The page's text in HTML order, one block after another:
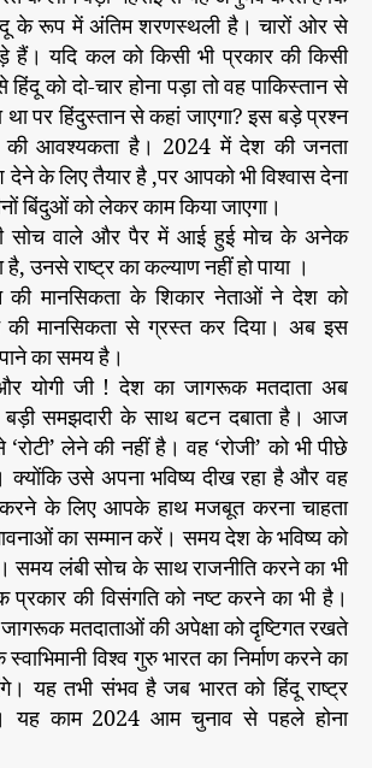
के रूप में अंतिम शरणस्थली है। चारों ओर से
यदि कल को किसी भी प्रकार की किसी
हिंदू को दो-चार होना पड़ा तो वह पाकिस्तान से
था पर हिंदुस्तान से कहां जाएगा? इस बड़े प्रश्न
की आवश्यकता है। 2024 में देश की जनता
के लिए तैयार है ,पर आपको भी विश्वास देना
बिंदुओं को लेकर काम किया जाएगा।
सोच वाले और पैर में आई हुई मोच के अनेक
उनसे राष्ट्र का कल्याण नहीं हो पाया ।
मानसिकता के शिकार नेताओं ने देश को
मानसिकता से ग्रस्त कर दिया। अब इस
का समय है।
और योगी जी ! देश का जागरूक मतदाता अब
समझदारी के साथ बटन दबाता है। आज
लेने की नहीं है। वह ‘रोजी’ को भी पीछे
उसे अपना भविष्य दीख रहा है और वह
करने के लिए आपके हाथ मजबूत करना चाहता
का सम्मान करें। समय देश के भविष्य को
समय लंबी सोच के साथ राजनीति करने का भी
की विसंगति को नष्ट करने का भी है।
मतदाताओं की अपेक्षा को दृष्टिगत रखते
विश्व गुरु भारत का निर्माण करने का
यह तभी संभव है जब भारत को हिंदू राष्ट्र
यह काम 2024 आम चुनाव से पहले होना